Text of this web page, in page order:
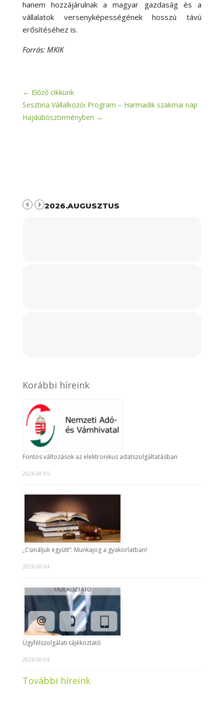
hanem hozzájárulnak a magyar gazdaság és a
vállalatok versenyképességének hosszú távú
erősítéséhez is.
Forrás: MKIK
← Előző cikkünk
Sesztina Vállalkozói Program – Harmadik szakmai nap
Hajdúböszörményben →
2026.AUGUSZTUS
Korábbi híreink
Fontos változások az elektronikus adatszolgáltatásban
2026.08.05.
„Csináljuk együtt”: Munkajog a gyakorlatban!
2026.08.04.
Ügyfélszolgálati tájékoztató
2026.08.04.
További híreink